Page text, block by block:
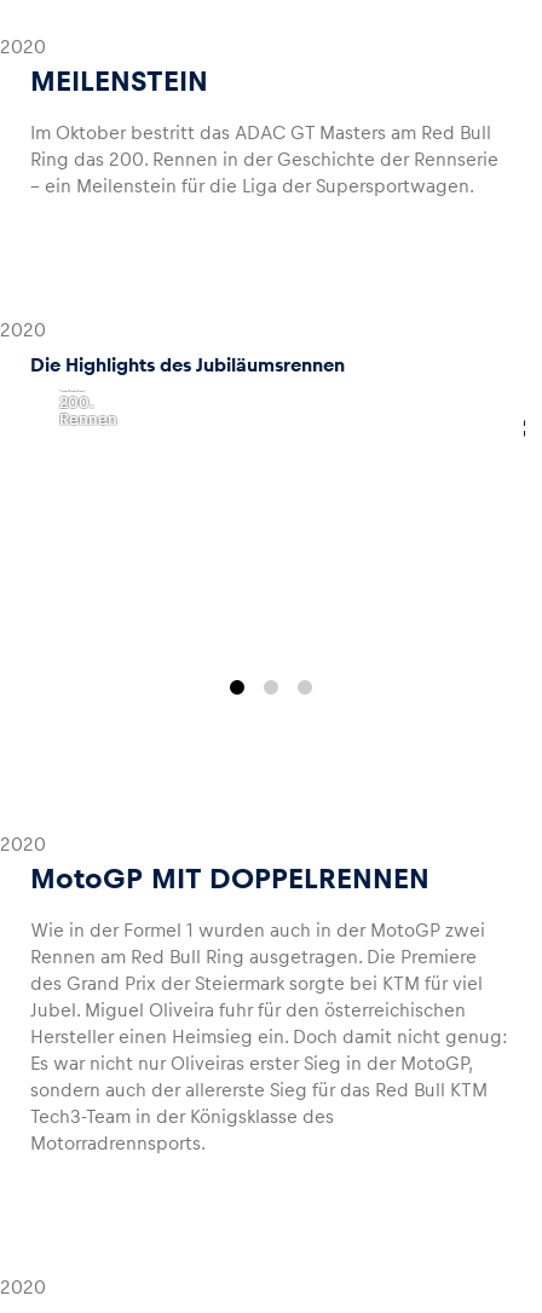
2020
MEILENSTEIN
Im Oktober bestritt das ADAC GT Masters am Red Bull
Ring das 200. Rennen in der Geschichte der Rennserie
– ein Meilenstein für die Liga der Supersportwagen.
2020
Die Highlights des Jubiläumsrennen
Masters
das
200.
Rennen
2020
MotoGP MIT DOPPELRENNEN
Wie in der Formel 1 wurden auch in der MotoGP zwei
Rennen am Red Bull Ring ausgetragen. Die Premiere
des Grand Prix der Steiermark sorgte bei KTM für viel
Jubel. Miguel Oliveira fuhr für den österreichischen
Hersteller einen Heimsieg ein. Doch damit nicht genug:
Es war nicht nur Oliveiras erster Sieg in der MotoGP,
sondern auch der allererste Sieg für das Red Bull KTM
Tech3-Team in der Königsklasse des
Motorradrennsports.
2020